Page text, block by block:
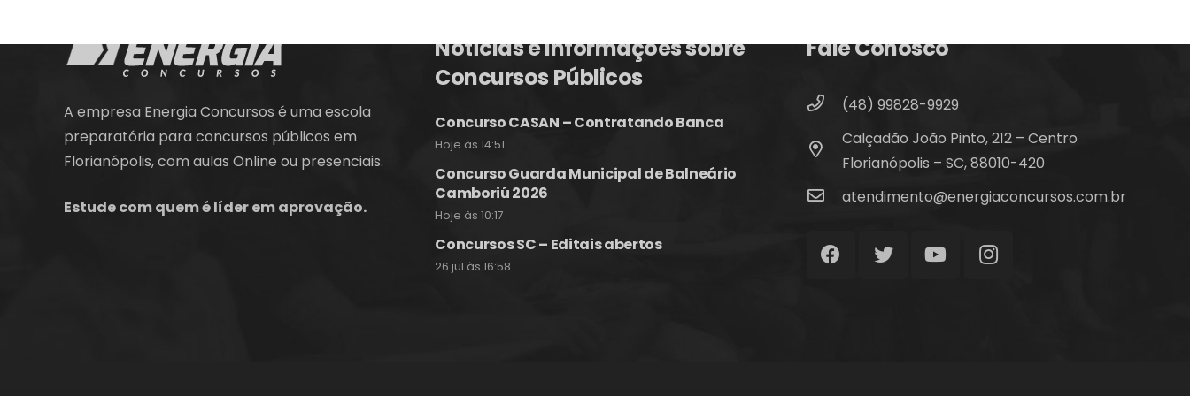
A empresa Energia Concursos é uma escola
preparatória para concursos públicos em
Florianópolis, com aulas Online ou presenciais.
Estude com quem é líder em aprovação.
Notícias e Informações sobre
Concursos Públicos
Concurso CASAN – Contratando Banca
Hoje às 14:51
Concurso Guarda Municipal de Balneário
Camboriú 2026
Hoje às 10:17
Concursos SC – Editais abertos
26 jul às 16:58
Fale Conosco
(48) 99828-9929
Calçadão João Pinto, 212 – Centro
Florianópolis – SC, 88010-420
atendimento@energiaconcursos.com.br